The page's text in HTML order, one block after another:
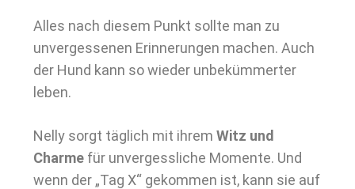
Alles nach diesem Punkt sollte man zu
unvergessenen Erinnerungen machen. Auch
der Hund kann so wieder unbekümmerter
leben.
Nelly sorgt täglich mit ihrem Witz und
Charme für unvergessliche Momente. Und
wenn der „Tag X“ gekommen ist, kann sie auf